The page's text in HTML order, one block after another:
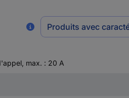
Produits avec
max. : 20 A